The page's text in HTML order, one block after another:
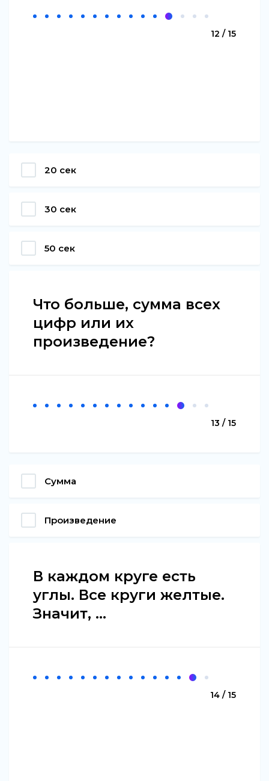
12 / 15
20 сек
30 сек
50 сек
Что больше, сумма всех
цифр или их
произведение?
13 / 15
Сумма
Произведение
В каждом круге есть
углы. Все круги желтые.
Значит, …
14 / 15